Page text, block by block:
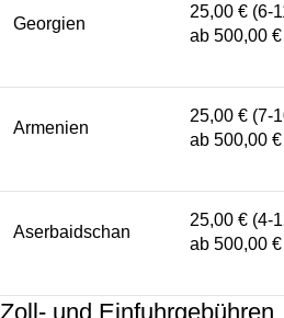
Georgien
25,00 € (6-
ab 500,00 €
Armenien
25,00 € (7-
ab 500,00 €
Aserbaidschan
25,00 € (4-
ab 500,00 €
Zoll- und Einfuhrgebühren